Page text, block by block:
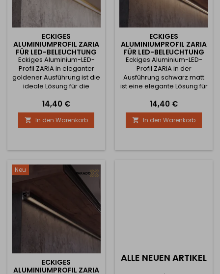
ECKIGES
ALUMINIUMPROFIL ZARIA
FÜR LED-BELEUCHTUNG
MIT MILCHIGER
ABDECKUNG / GOLD
Eckiges Aluminium-LED-
Profil ZARIA in eleganter
goldener Ausführung ist die
ideale Lösung für die
im Winkel von 45°, wodurch
das Licht optimal genau
dorthin gelenkt wird, wo Sie
es benötigen. Es eignet sich
Kleiderschränken und
weiteren Innenelementen.
Das Profil...
Preis
14,40 €
 In den Warenkorb
ECKIGES
ALUMINIUMPROFIL ZARIA
FÜR LED-BELEUCHTUNG
MIT TRANSPARENTER
ABDECKUNG / SCHWARZ
MATT
Eckiges Aluminium-LED-
Profil ZARIA in der
Ausführung schwarz matt
ist eine elegante Lösung für
Streifen im Winkel von 45°,
wodurch eine optimale
Lichtausrichtung
gewährleistet wird. Es ist
Preis
14,40 €
 In den Warenkorb
Neu
ECKIGES
ALUMINIUMPROFIL ZARIA
ALLE NEUEN ARTIKEL